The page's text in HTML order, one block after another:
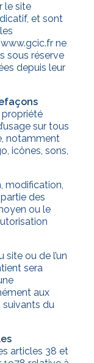
le site
et sont
ne
sous réserve
depuis leur
propriété
sur tous
notamment
icônes, sons,
modification,
des
ou le
ou de l’un
sera
aux
suivants du
articles 38 et